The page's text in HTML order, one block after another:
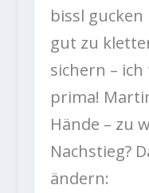
bissl
gut zu
sichern –
prima!
Hände – zu
Nachstieg?
ändern: